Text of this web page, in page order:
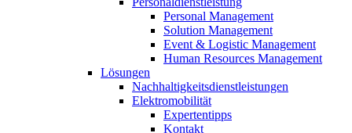
Personal Management
Solution Management
Event & Logistic Management
Human Resources Management
Lösungen
Nachhaltigkeitsdienstleistungen
Elektromobilität
Expertentipps
Kontakt